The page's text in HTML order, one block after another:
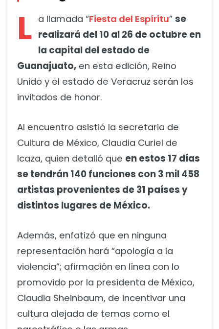
L a llamada “Fiesta del Espíritu” se
realizará del 10 al 26 de octubre en
la capital del estado de
Guanajuato, en esta edición, Reino
Unido y el estado de Veracruz serán los
invitados de honor.
Al encuentro asistió la secretaria de
Cultura de México, Claudia Curiel de
Icaza, quien detalló que en estos 17 días
se tendrán 140 funciones con 3 mil 458
artistas provenientes de 31 países y
distintos lugares de México.
Además, enfatizó que en ninguna
representación hará “apología a la
violencia”; afirmación en línea con lo
promovido por la presidenta de México,
Claudia Sheinbaum, de incentivar una
cultura alejada de temas como el